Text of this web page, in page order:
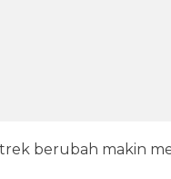
trek berubah makin